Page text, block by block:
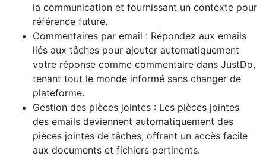
la communication et fournissant un contexte pour
référence future.
Commentaires par email : Répondez aux emails
liés aux tâches pour ajouter automatiquement
votre réponse comme commentaire dans JustDo,
tenant tout le monde informé sans changer de
plateforme.
Gestion des pièces jointes : Les pièces jointes
des emails deviennent automatiquement des
pièces jointes de tâches, offrant un accès facile
aux documents et fichiers pertinents.